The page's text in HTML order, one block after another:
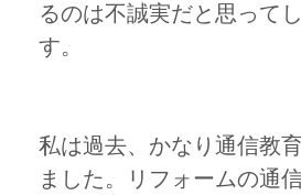
るのは不誠実だと思って
す。
私は過去、かなり通信教
ました。リフォームの通